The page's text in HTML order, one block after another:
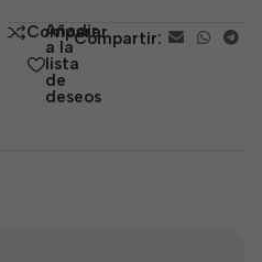
5 Comparar
Añadir
a la
lista
de
deseos
Compartir: